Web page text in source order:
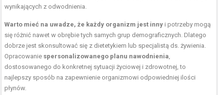
wynikających z odwodnienia.
Warto mieć na uwadze, że każdy organizm jest inny i potrzeby mogą
się różnić nawet w obrębie tych samych grup demograficznych. Dlatego
dobrze jest skonsultować się z dietetykiem lub specjalistą ds. żywienia.
Opracowanie spersonalizowanego planu nawodnienia
dostosowanego do konkretnej sytuacji życiowej i zdrowotnej, to
najlepszy sposób na zapewnienie organizmowi odpowiedniej ilości
płynów.